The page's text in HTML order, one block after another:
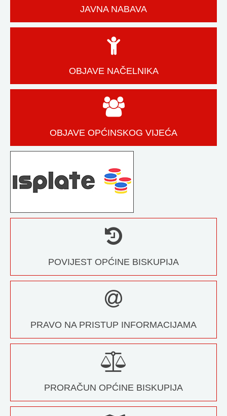
JAVNA NABAVA
OBJAVE NAČELNIKA
OBJAVE OPĆINSKOG VIJEĆA
POVIJEST OPĆINE BISKUPIJA
PRAVO NA PRISTUP INFORMACIJAMA
PRORAČUN OPĆINE BISKUPIJA